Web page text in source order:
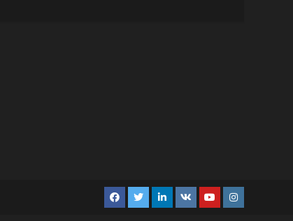
Facebook
TwitterLinkedin
VK YoutubeInstagram